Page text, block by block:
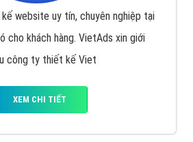
website uy tín, chuyên nghiệp tại
cho khách hàng. VietAds xin giới
công ty thiết kế Viet
XEM CHI TIẾT